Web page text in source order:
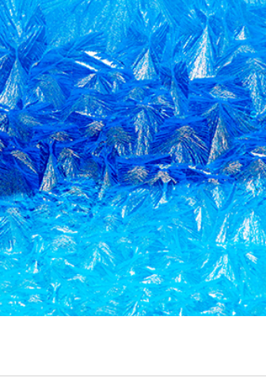
bewerken Sieraden Fotobewerking